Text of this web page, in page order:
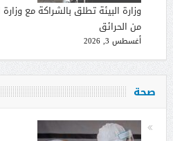
وزارة البيئة تطلق بالشراكة مع وزارة
من الحرائق
أغسطس 3, 2026
صحة